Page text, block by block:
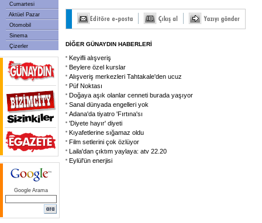
Cumartesi
Aktüel Pazar
Otomobil
Sinema
Çizerler
Google Arama
DİĞER GÜNAYDIN HABERLERİ
Keyifli alışveriş
Beylere özel kurslar
Alışveriş merkezleri Tahtakale'den ucuz
Püf Noktası
Doğaya aşık olanlar cenneti burada yaşıyor
Sanal dünyada engelleri yok
Adana'da tiyatro 'Fırtına'sı
'Diyete hayır' diyeti
Kıyafetlerine sığamaz oldu
Film setlerini çok özlüyor
Laila'dan çıktım yaylaya: atv 22.20
Eylül'ün enerjisi